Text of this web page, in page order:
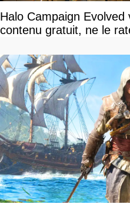
Halo Campaign
contenu gratuit, ne le